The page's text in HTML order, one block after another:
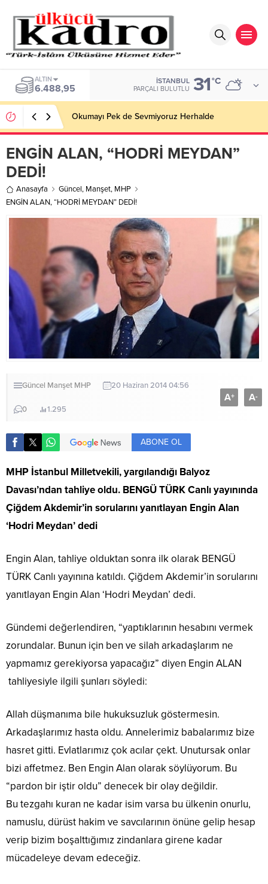
BIST
13.798,82
İSTANBUL
PARÇALI BULUTLU 31°C
Okumayı Pek de Sevmiyoruz Herhalde
ENGİN ALAN, “HODRİ MEYDAN”
DEDİ!
Anasayfa Güncel, Manşet, MHP
ENGİN ALAN, “HODRİ MEYDAN” DEDİ!
Güncel Manşet MHP 20 Haziran 2014 04:56
0 1.295
A+ A-
ABONE OL
MHP İstanbul Milletvekili, yargılandığı Balyoz
Davası’ndan tahliye oldu. BENGÜ TÜRK Canlı yayınında
Çiğdem Akdemir’in sorularını yanıtlayan Engin Alan
‘Hodri Meydan’ dedi
Engin Alan, tahliye olduktan sonra ilk olarak BENGÜ
TÜRK Canlı yayınına katıldı. Çiğdem Akdemir’in sorularını
yanıtlayan Engin Alan ‘Hodri Meydan’ dedi.
Gündemi değerlendiren, “yaptıklarının hesabını vermek
zorundalar. Bunun için ben ve silah arkadaşlarım ne
yapmamız gerekiyorsa yapacağız” diyen Engin ALAN
tahliyesiyle ilgili şunları söyledi:
Allah düşmanıma bile hukuksuzluk göstermesin.
Arkadaşlarımız hasta oldu. Annelerimiz babalarımız bize
hasret gitti. Evlatlarımız çok acılar çekt. Unutursak onlar
bizi affetmez. Ben Engin Alan olarak söylüyorum. Bu
“pardon bir iştir oldu” denecek bir olay değildir.
Bu tezgahı kuran ne kadar isim varsa bu ülkenin onurlu,
namuslu, dürüst hakim ve savcılarının önüne gelip hesap
verip bizim boşalttığımız zindanlara girene kadar
mücadeleye devam edeceğiz.